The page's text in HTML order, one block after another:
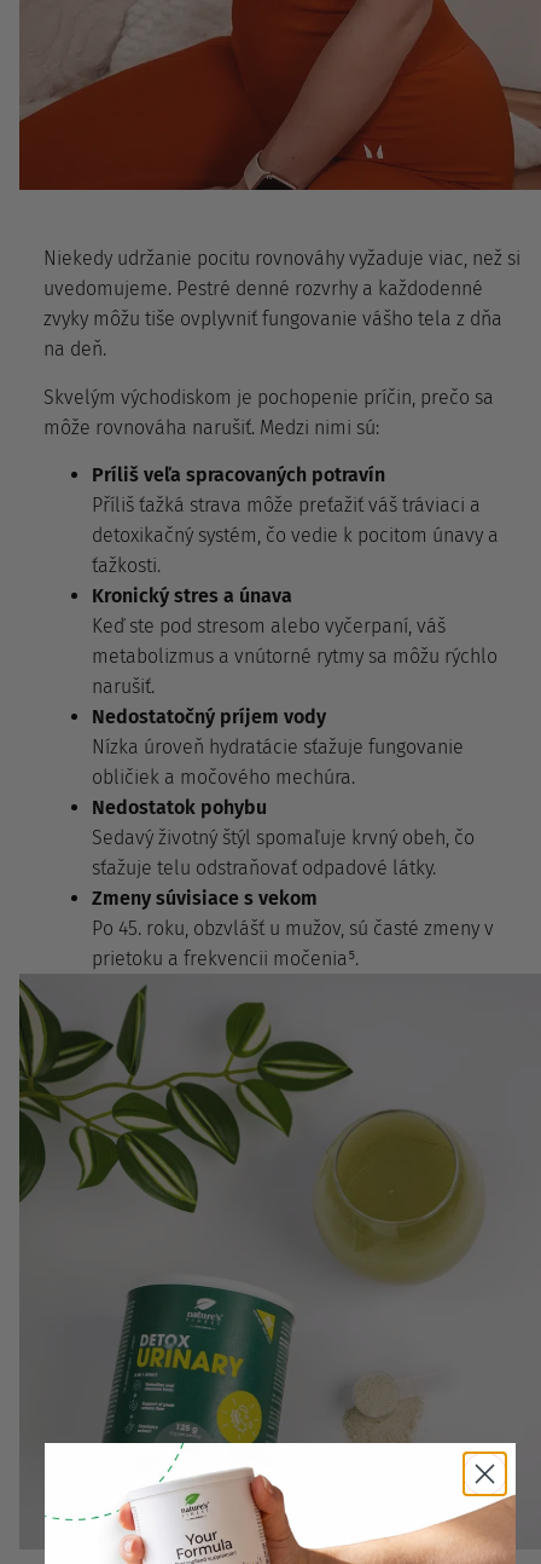
Niekedy udržanie pocitu rovnováhy vyžaduje viac, než si
uvedomujeme. Pestré denné rozvrhy a každodenné
zvyky môžu tiše ovplyvniť fungovanie vášho tela z dňa
na deň.
Skvelým východiskom je pochopenie príčin, prečo sa
môže rovnováha narušiť. Medzi nimi sú:
Príliš veľa spracovaných potravín
Příliš ťažká strava môže preťažiť váš tráviaci a
detoxikačný systém, čo vedie k pocitom únavy a
ťažkosti.
Kronický stres a únava
Keď ste pod stresom alebo vyčerpaní, váš
metabolizmus a vnútorné rytmy sa môžu rýchlo
narušiť.
Nedostatočný príjem vody
Nízka úroveň hydratácie sťažuje fungovanie
obličiek a močového mechúra.
Nedostatok pohybu
Sedavý životný štýl spomaľuje krvný obeh, čo
sťažuje telu odstraňovať odpadové látky.
Zmeny súvisiace s vekom
Po 45. roku, obzvlášť u mužov, sú časté zmeny v
prietoku a frekvencii močenia⁵.